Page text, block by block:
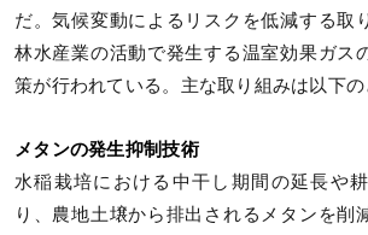
だ。気候変動によるリスクを低減する取
林水産業の活動で発生する温室効果ガス
策が行われている。主な取り組みは以下の
メタンの発生抑制技術
水稲栽培における中干し期間の延長や
り、農地土壌から排出されるメタンを削